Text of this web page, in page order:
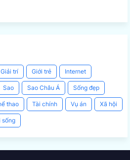
Giải trí Giới trẻ Internet
Sao Sao Châu Á Sống đẹp
thao Tài chính Vụ án Xã hội
sống